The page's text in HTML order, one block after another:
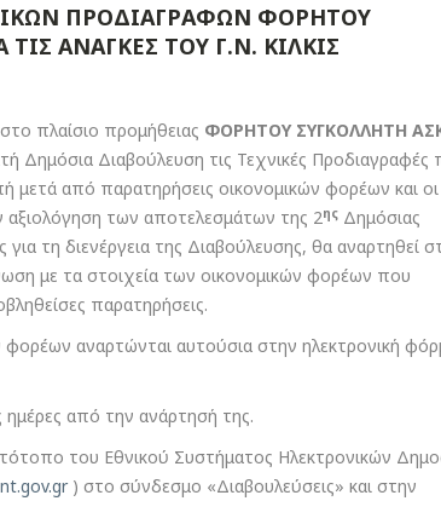
ΠΡΟΔΙΑΓΡΑΦΩΝ ΦΟΡΗΤΟΥ
ΑΝΑΓΚΕΣ ΤΟΥ Γ.Ν. ΚΙΛΚΙΣ
πλαίσιο προμήθειας ΦΟΡΗΤΟΥ ΣΥΓΚΟΛΛΗΤΗ
Δημόσια Διαβούλευση τις Τεχνικές Προδιαγραφές
μετά από παρατηρήσεις οικονομικών φορέων και οι
των αποτελεσμάτων της 2ης Δημόσιας
τη διενέργεια της Διαβούλευσης, θα αναρτηθεί
με τα στοιχεία των οικονομικών φορέων που
παρατηρήσεις.
φορέων αναρτώνται αυτούσια στην ηλεκτρονική
ημέρες από την ανάρτησή της.
του Εθνικού Συστήματος Ηλεκτρονικών
) στο σύνδεσμο «Διαβουλεύσεις» και στην